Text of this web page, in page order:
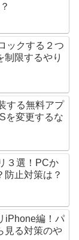
ックする２つ
制限するやり
する無料アプ
を変更するな
３選！PCか
防止対策は？
iPhone編！パ
見る対策のや